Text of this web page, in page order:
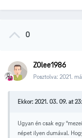
0
Z0lee1986
Posztolva: 2021.
Ekkor: 2021. 03. 09. at
Ugyan én csak egy
népet ilyen dumával.